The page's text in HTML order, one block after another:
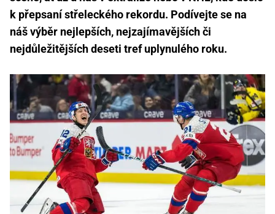
k přepsaní střeleckého rekordu. Podívejte se na
náš výběr nejlepších, nejzajímavějších či
nejdůležitějších deseti tref uplynulého roku.